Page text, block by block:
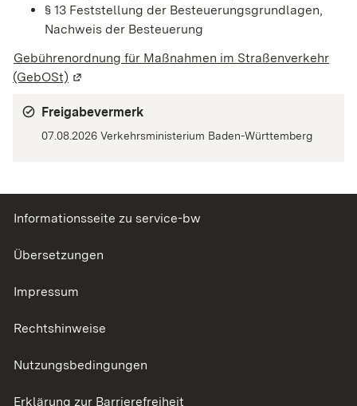
§ 13 Feststellung der Besteuerungsgrundlagen,
Nachweis der Besteuerung
Gebührenordnung für Maßnahmen im Straßenverkehr
(GebOSt) (Wird in einem neuen Fenster geöffnet)
Freigabevermerk
07.08.2026 Verkehrsministerium Baden-Württemberg
Informationsseite zu service-bw
Übersetzungen
Impressum
Rechtshinweise
Nutzungsbedingungen
Erklärung zur Barrierefreiheit